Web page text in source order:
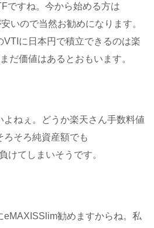
ですね。今から始める方は
いので当然お勧めになります。
VTIに日本円で積立できるのは楽
だ価値はあるとおもいます。
よねぇ。どうか楽天さん手数料値
そろ純資産額でも
けてしまいそうです。
eMAXISSlim勧めますからね。私